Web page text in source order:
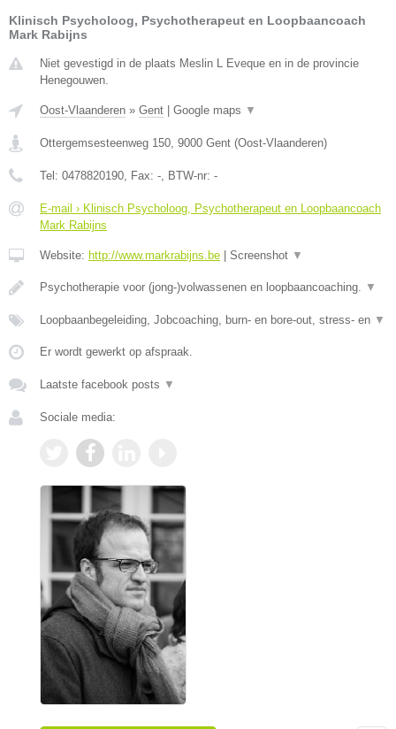
Klinisch Psycholoog, Psychotherapeut en Loopbaancoach
Mark Rabijns
Niet gevestigd in de plaats Meslin L Eveque en in de provincie
Henegouwen.
Oost-Vlaanderen » Gent Google maps ▼
Ottergemsesteenweg 150 9000 Gent (Oost-Vlaanderen)
Tel: 0478820190 , Fax: - , BTW-nr: -
E-mail › Klinisch Psycholoog, Psychotherapeut en Loopbaancoach
Mark Rabijns
Website: http://www.markrabijns.be Screenshot ▼
Psychotherapie voor (jong-)volwassenen en loopbaancoaching. ▼
Loopbaanbegeleiding, Jobcoaching, burn- en bore-out, stress- en ▼
Er wordt gewerkt op afspraak.
Laatste facebook posts ▼
Sociale media: